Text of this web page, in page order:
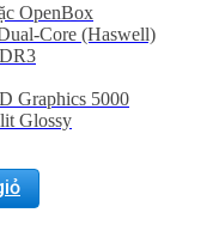
OpenBox
Core (Haswell)
Graphics 5000
Glossy
One Thunderbolt Port
HD Camera